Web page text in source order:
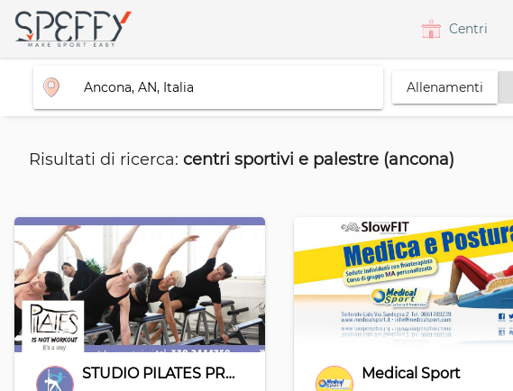
Centri
Allenamenti
Risultati di ricerca: centri sportivi e palestre (ancona)
STUDIO PILATES PROFESSIONALE Medical Sport